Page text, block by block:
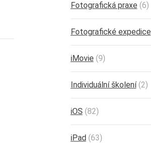
Fotografická praxe (6)
Fotografické expedice
iMovie (9)
Individuální školení(2)
iOS (82)
iPad(63)